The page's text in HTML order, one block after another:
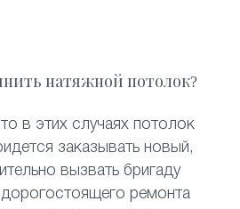
натяжной потолок?
в этих случаях потолок
заказывать новый,
вызвать бригаду
ремонта